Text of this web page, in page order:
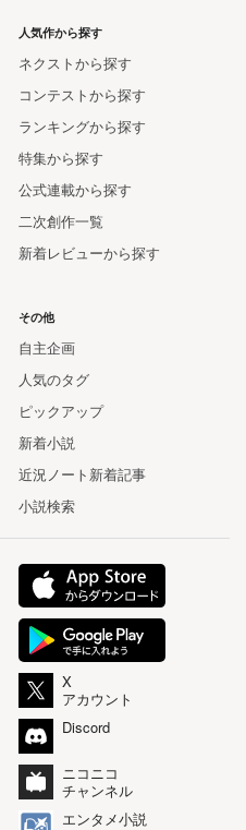
人気作から探す
ネクストから探す
コンテストから探す
ランキングから探す
特集から探す
公式連載から探す
二次創作一覧
新着レビューから探す
その他
自主企画
人気のタグ
ピックアップ
新着小説
近況ノート新着記事
小説検索
X
アカウント
Discord
ニコニコ
チャンネル
エンタメ小説